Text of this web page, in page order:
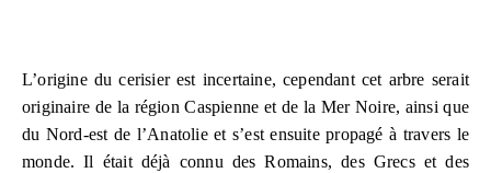
L’origine du cerisier est incertaine, cependant cet arbre serait
originaire de la région Caspienne et de la Mer Noire, ainsi que
du Nord-est de l’Anatolie et s’est ensuite propagé à travers le
monde. Il était déjà connu des Romains, des Grecs et des